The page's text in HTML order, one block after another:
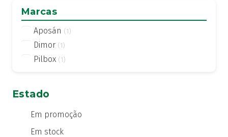
Marcas
Aposán (1)
Dimor (1)
Pilbox (1)
Estado
Em promoção
Em stock